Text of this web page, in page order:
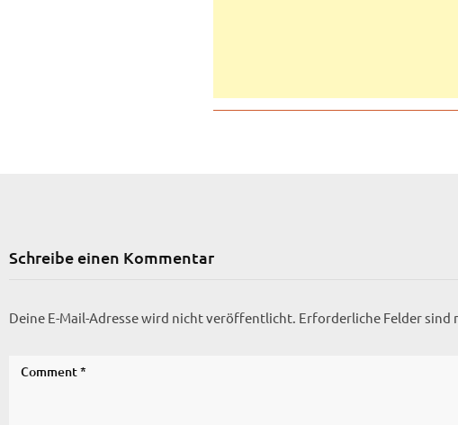
Schreibe einen Kommentar
Deine E-Mail-Adresse wird nicht veröffentlicht. Erforderliche Felder sind